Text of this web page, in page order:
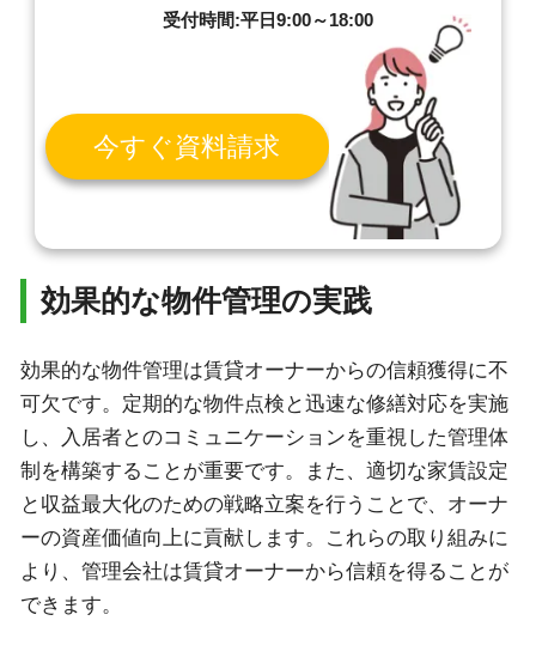
受付時間:平日9:00～18:00
今すぐ資料請求
効果的な物件管理の実践
効果的な物件管理は賃貸オーナーからの信頼獲得に不
可欠です。定期的な物件点検と迅速な修繕対応を実施
し、入居者とのコミュニケーションを重視した管理体
制を構築することが重要です。また、適切な家賃設定
と収益最大化のための戦略立案を行うことで、オーナ
ーの資産価値向上に貢献します。これらの取り組みに
より、管理会社は賃貸オーナーから信頼を得ることが
できます。